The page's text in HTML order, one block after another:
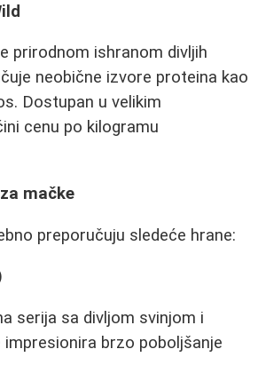
prirodnom ishranom divljih
neobične izvore proteina kao
Dostupan u velikim
cenu po kilogramu
mačke
preporučuju sledeće hrane:
serija sa divljom svinjom i
impresionira brzo poboljšanje